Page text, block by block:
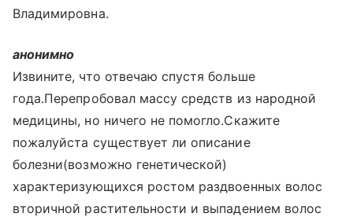
Владимировна.
анонимно
Извините, что отвечаю спустя больше
года.Перепробовал массу средств из народной
медицины, но ничего не помогло.Скажите
пожалуйста существует ли описание
болезни(возможно генетической)
характеризующихся ростом раздвоенных волос
вторичной растительности и выпадением волос